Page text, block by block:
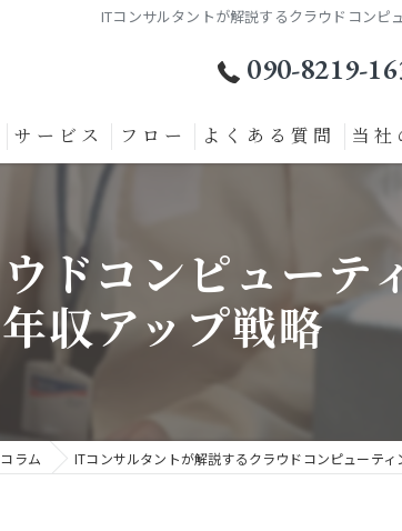
ITコンサルタントが解説するクラウドコンピ
090-8219-
サービス フロー よくある質問 当社
製造
ドコンピューテ
収アップ戦略
コラム ITコンサルタントが解説するクラウドコンピューテ